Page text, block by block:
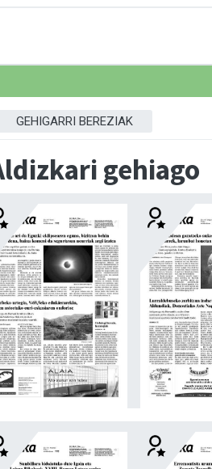
GEHIGARRI BEREZIAK
gehiago